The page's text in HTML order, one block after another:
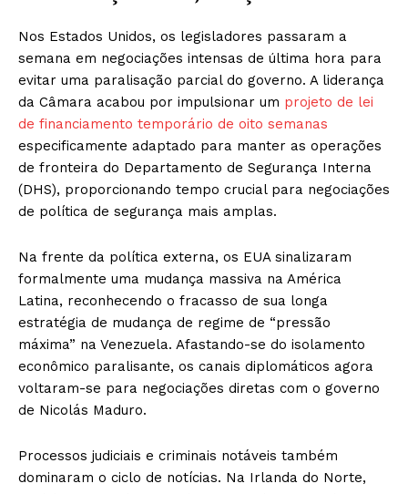
Nos Estados Unidos, os legisladores passaram a
semana em negociações intensas de última hora para
evitar uma paralisação parcial do governo. A liderança
da Câmara acabou por impulsionar um projeto de lei
de financiamento temporário de oito semanas
especificamente adaptado para manter as operações
de fronteira do Departamento de Segurança Interna
(DHS), proporcionando tempo crucial para negociações
de política de segurança mais amplas.
Na frente da política externa, os EUA sinalizaram
formalmente uma mudança massiva na América
Latina, reconhecendo o fracasso de sua longa
estratégia de mudança de regime de “pressão
máxima” na Venezuela. Afastando-se do isolamento
econômico paralisante, os canais diplomáticos agora
voltaram-se para negociações diretas com o governo
de Nicolás Maduro.
Processos judiciais e criminais notáveis também
dominaram o ciclo de notícias. Na Irlanda do Norte,